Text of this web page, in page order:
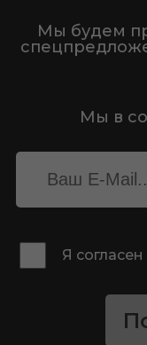
Мы будем
Мы в
Я согласен